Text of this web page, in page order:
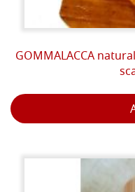
GOMMALACCA